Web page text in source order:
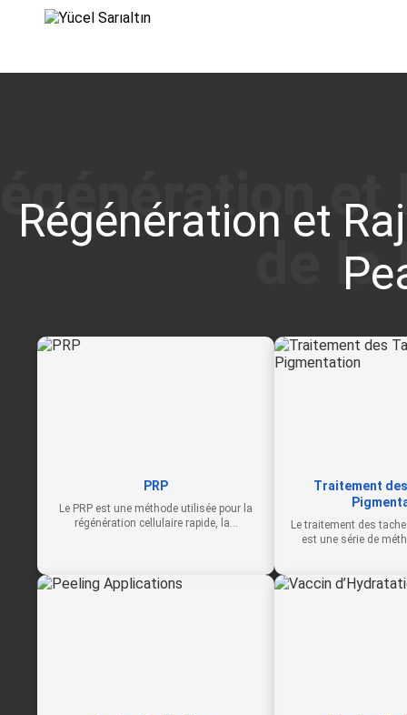
Régénération et
PRP
Le PRP est une méthode utilisée pour la
régénération cellulaire rapide, la…
Traitement
Le traitement des
est une série de